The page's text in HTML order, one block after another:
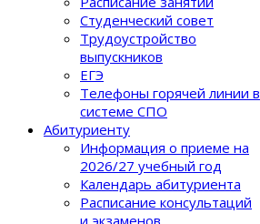
Студенческий совет
Трудоустройство
выпускников
ЕГЭ
Телефоны горячей линии в
системе СПО
Абитуриенту
Информация о приеме на
2026/27 учебный год
Календарь абитуриента
Расписание консультаций
и экзаменов